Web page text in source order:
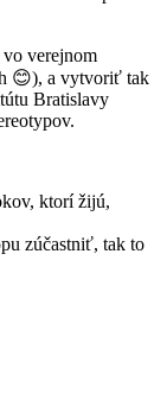
verejnom
😊), a vytvoriť tak
Bratislavy
ktorí žijú,
zúčastniť, tak to